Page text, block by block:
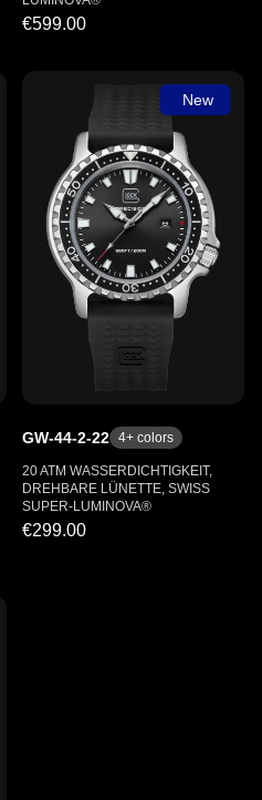
€599.00
New
GW-44-2-22 4+ colors
20 ATM WASSERDICHTIGKEIT,
DREHBARE LÜNETTE, SWISS
SUPER-LUMINOVA®
€299.00